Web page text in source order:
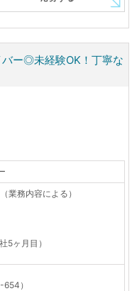
ー◎未経験OK！丁寧な
務内容による）
5ヶ月目）
）